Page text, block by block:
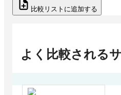
比較リストに追加する
よく比較される